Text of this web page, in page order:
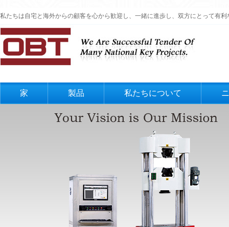
私たちは自宅と海外からの顧客を心から歓迎し、一緒に進歩し、双方にとって有
家 製品 私たちについて